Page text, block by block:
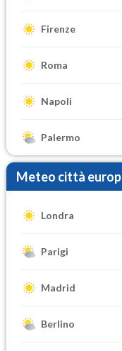
Firenze
Roma
Napoli
Palermo
Meteo città
Londra
Parigi
Madrid
Berlino